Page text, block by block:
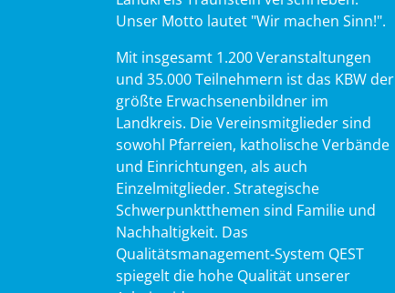
Unser Motto lautet "Wir machen Sinn!".
Mit insgesamt 1.200 Veranstaltungen
und 35.000 Teilnehmern ist das KBW der
größte Erwachsenenbildner im
Landkreis. Die Vereinsmitglieder sind
sowohl Pfarreien, katholische Verbände
und Einrichtungen, als auch
Einzelmitglieder. Strategische
Schwerpunktthemen sind Familie und
Nachhaltigkeit. Das
Qualitätsmanagement-System QEST
spiegelt die hohe Qualität unserer